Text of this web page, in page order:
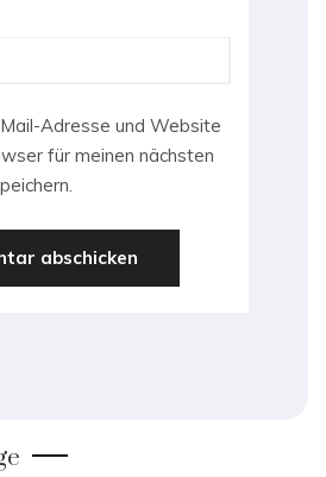
Adresse und Website
für meinen nächsten